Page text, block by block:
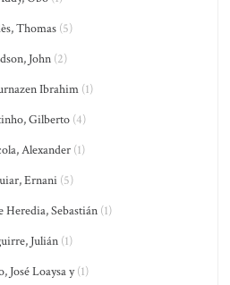
Thomas (5)
John (2)
Ibrahim (1)
Gilberto (4)
Alexander(1)
Ernani (5)
Heredia, Sebastián(1)
Julián(1)
José Loaysa y(1)